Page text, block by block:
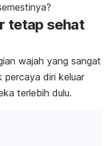
tetap sehat
wajah yang sangat
diri keluar
terlebih dulu.